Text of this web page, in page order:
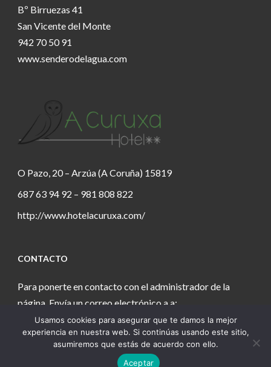
Bº Birruezas 41
San Vicente del Monte
942 70 50 91
www.senderodelagua.com
O Pazo, 20 – Arzúa (A Coruña) 15819
687 63 94 92 – 981 808 822
http://www.hotelacuruxa.com/
CONTACTO
Para ponerte en contacto con el administrador de la
página. Envía un correo electrónico a a:
estanochetecuento@gmail.com
Usamos cookies para asegurar que te damos la mejor
experiencia en nuestra web. Si continúas usando este sitio,
asumiremos que estás de acuerdo con ello.
Aceptar